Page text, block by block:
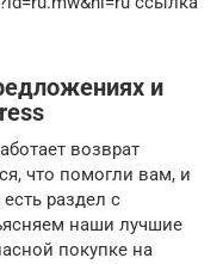
и
возврат
что помогли вам, и
раздел с
наши лучшие
покупке на